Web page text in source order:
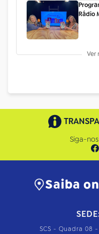
Rádio
Ver
Siga-
Saiba
SCS - Quadra 08